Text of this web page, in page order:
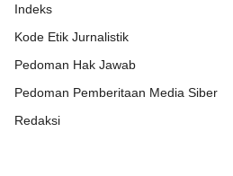
Indeks
Kode Etik Jurnalistik
Pedoman Hak Jawab
Pedoman Pemberitaan Media Siber
Redaksi